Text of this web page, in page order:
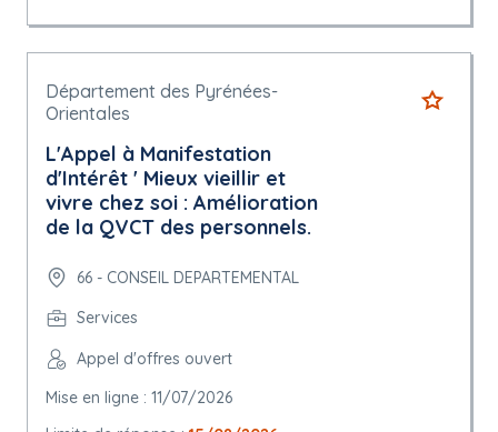
Département des Pyrénées-
Orientales
L'Appel à Manifestation
d'Intérêt ' Mieux vieillir et
vivre chez soi : Amélioration
de la QVCT des personnels.
66 - CONSEIL DEPARTEMENTAL
Services
Appel d'offres ouvert
Mise en ligne : 11/07/2026